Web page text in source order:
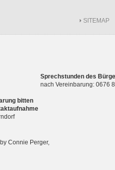
SITEMAP
bitten
Sprechstunden des
nach Vereinbarung: 0676
Connie Perger,